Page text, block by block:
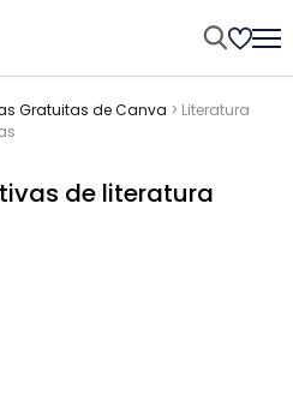
Gratuitas de Canva > Literatura
de literatura